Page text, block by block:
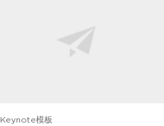
Keynote模板